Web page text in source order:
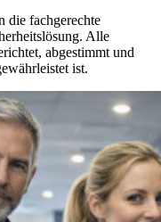
die fachgerechte
Alle
abgestimmt und
ist.